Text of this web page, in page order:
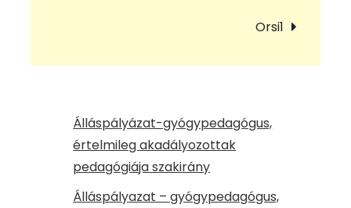
Orsi1
Álláspályázat-gyógypedagógus,
értelmileg akadályozottak
pedagógiája szakirány
Álláspályazat – gyógypedagógus,